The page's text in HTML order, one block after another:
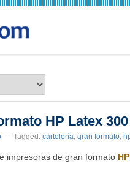
HP Latex
- Tagged: cartelería, gran formato,
impresoras de gran formato